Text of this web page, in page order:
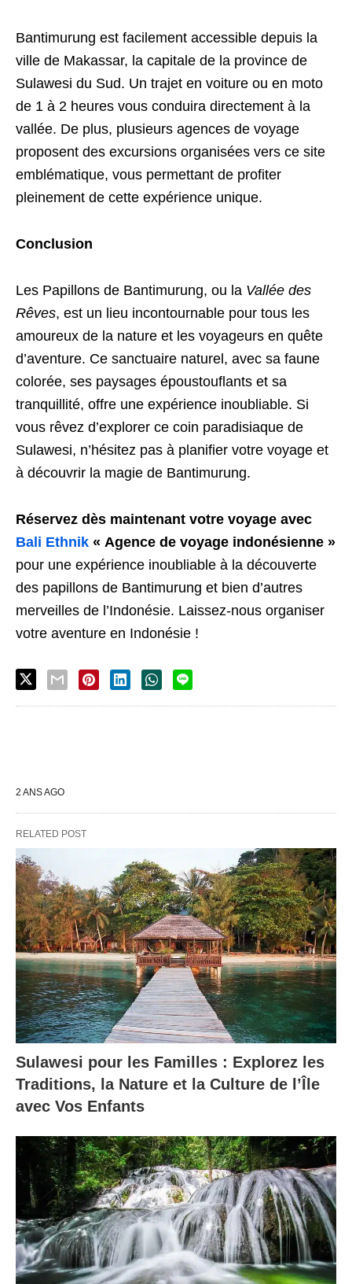
Bantimurung est facilement accessible depuis la
ville de Makassar, la capitale de la province de
Sulawesi du Sud. Un trajet en voiture ou en moto
de 1 à 2 heures vous conduira directement à la
vallée. De plus, plusieurs agences de voyage
proposent des excursions organisées vers ce site
emblématique, vous permettant de profiter
pleinement de cette expérience unique.
Conclusion
Les Papillons de Bantimurung, ou la Vallée des
Rêves, est un lieu incontournable pour tous les
amoureux de la nature et les voyageurs en quête
d’aventure. Ce sanctuaire naturel, avec sa faune
colorée, ses paysages époustouflants et sa
tranquillité, offre une expérience inoubliable. Si
vous rêvez d’explorer ce coin paradisiaque de
Sulawesi, n’hésitez pas à planifier votre voyage et
à découvrir la magie de Bantimurung.
Réservez dès maintenant votre voyage avec
Bali Ethnik « Agence de voyage indonésienne »
pour une expérience inoubliable à la découverte
des papillons de Bantimurung et bien d’autres
merveilles de l’Indonésie. Laissez-nous organiser
votre aventure en Indonésie !
2 ANS AGO
RELATED POST
Sulawesi pour les Familles : Explorez les
Traditions, la Nature et la Culture de l’Île
avec Vos Enfants